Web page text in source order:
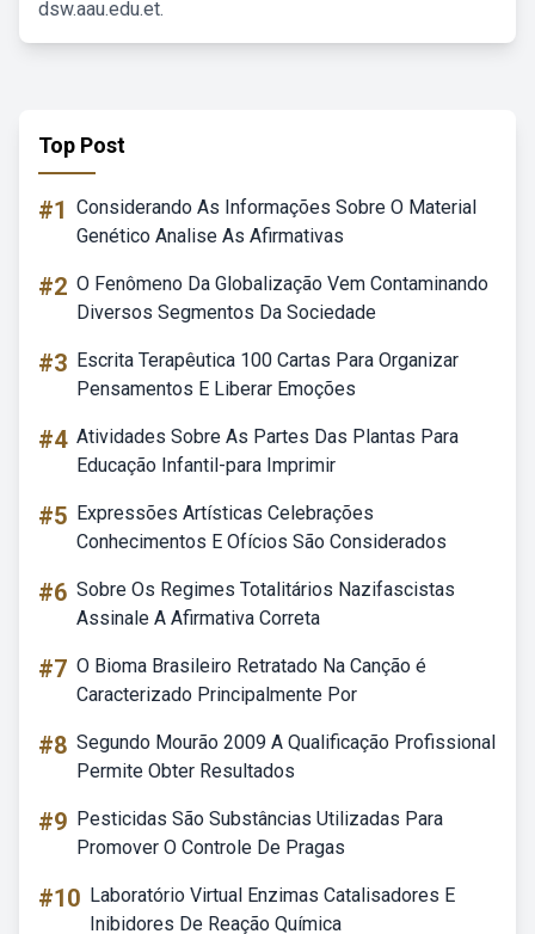
dsw.aau.edu.et.
Top Post
#1 Considerando As Informações Sobre O Material
Genético Analise As Afirmativas
#2 O Fenômeno Da Globalização Vem Contaminando
Diversos Segmentos Da Sociedade
#3 Escrita Terapêutica 100 Cartas Para Organizar
Pensamentos E Liberar Emoções
#4 Atividades Sobre As Partes Das Plantas Para
Educação Infantil-para Imprimir
#5 Expressões Artísticas Celebrações
Conhecimentos E Ofícios São Considerados
#6 Sobre Os Regimes Totalitários Nazifascistas
Assinale A Afirmativa Correta
#7 O Bioma Brasileiro Retratado Na Canção é
Caracterizado Principalmente Por
#8 Segundo Mourão 2009 A Qualificação Profissional
Permite Obter Resultados
#9 Pesticidas São Substâncias Utilizadas Para
Promover O Controle De Pragas
#10 Laboratório Virtual Enzimas Catalisadores E
Inibidores De Reação Química